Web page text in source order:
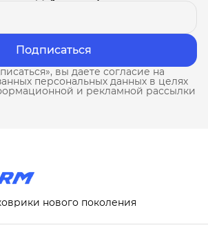
Подписаться
вы даете согласие на
персональных данных в целях
и рекламной рассылки
нового поколения